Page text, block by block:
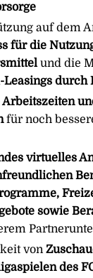
auf dem
für die
und die
Leasings durch
für noch
virtuelles
sowie
von
des